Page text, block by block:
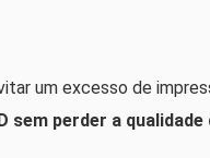
um excesso de
sem perder a